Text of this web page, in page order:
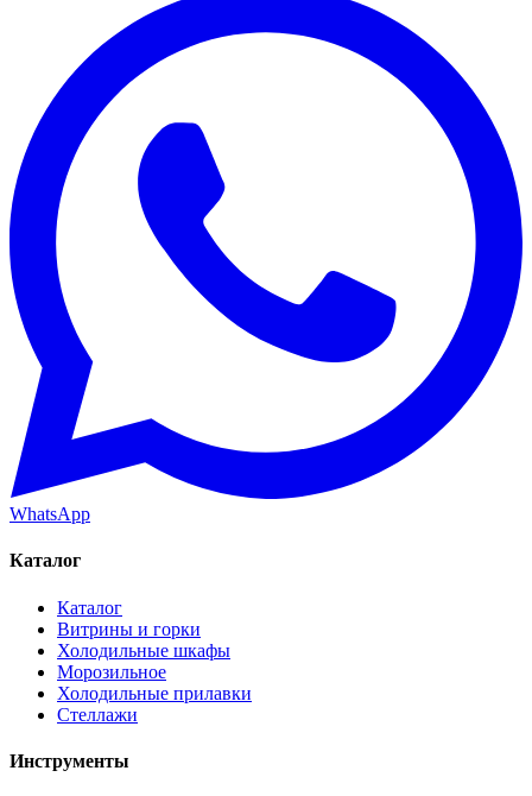
WhatsApp
Каталог
Каталог
Витрины и горки
Холодильные шкафы
Морозильное
Холодильные прилавки
Стеллажи
Инструменты